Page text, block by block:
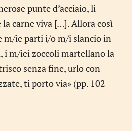
punte d’acciaio, li
carne viva […]. Allora così
ie parti i/o m/i slancio in
i m/iei zoccoli martellano la
senza fine, urlo con
ti porto via» (pp. 102-